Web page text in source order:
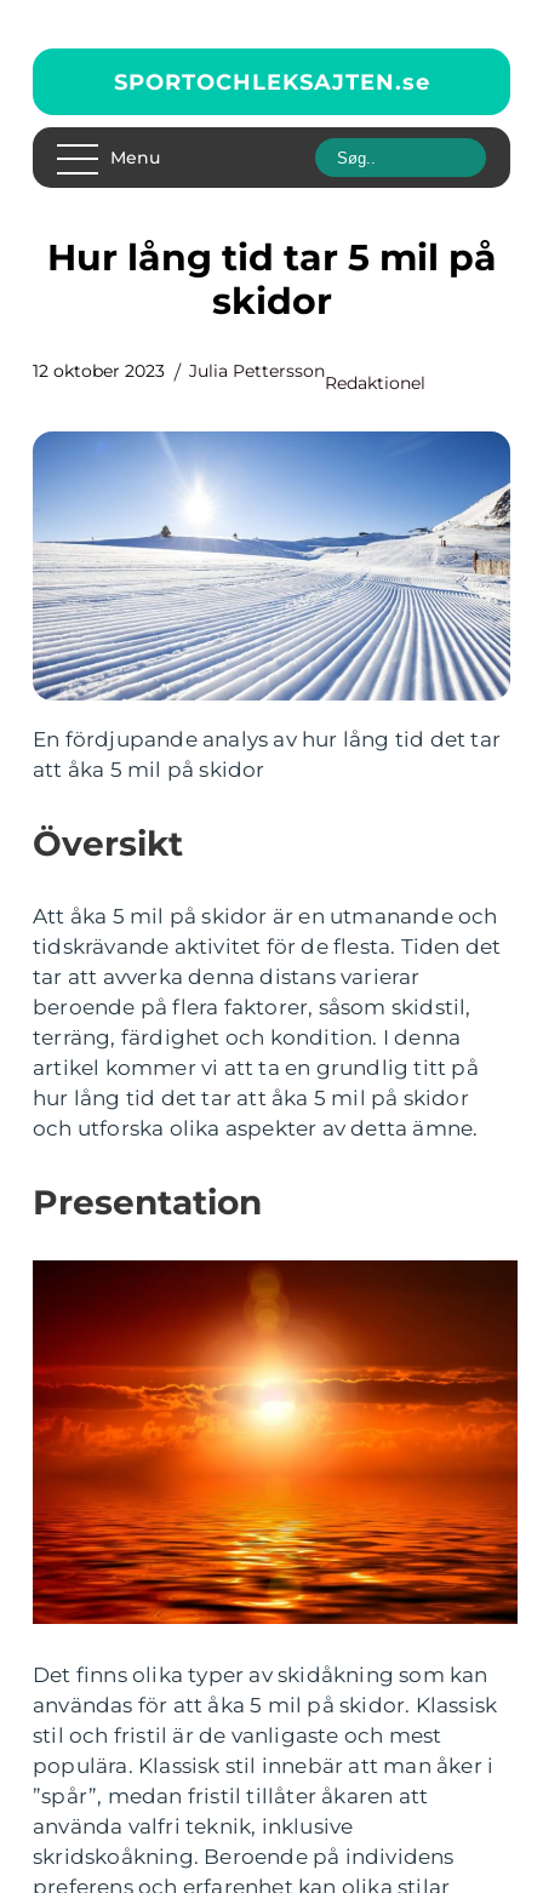
SPORTOCHLEKSAJTEN.se
Menu
Hur lång tid tar 5 mil på
skidor
12 oktober 2023 Julia Pettersson
Redaktionel
En fördjupande analys av hur lång tid det tar
att åka 5 mil på skidor
Översikt
Att åka 5 mil på skidor är en utmanande och
tidskrävande aktivitet för de flesta. Tiden det
tar att avverka denna distans varierar
beroende på flera faktorer, såsom skidstil,
terräng, färdighet och kondition. I denna
artikel kommer vi att ta en grundlig titt på
hur lång tid det tar att åka 5 mil på skidor
och utforska olika aspekter av detta ämne.
Presentation
Det finns olika typer av skidåkning som kan
användas för att åka 5 mil på skidor. Klassisk
stil och fristil är de vanligaste och mest
populära. Klassisk stil innebär att man åker i
”spår”, medan fristil tillåter åkaren att
använda valfri teknik, inklusive
skridskoåkning. Beroende på individens
preferens och erfarenhet kan olika stilar